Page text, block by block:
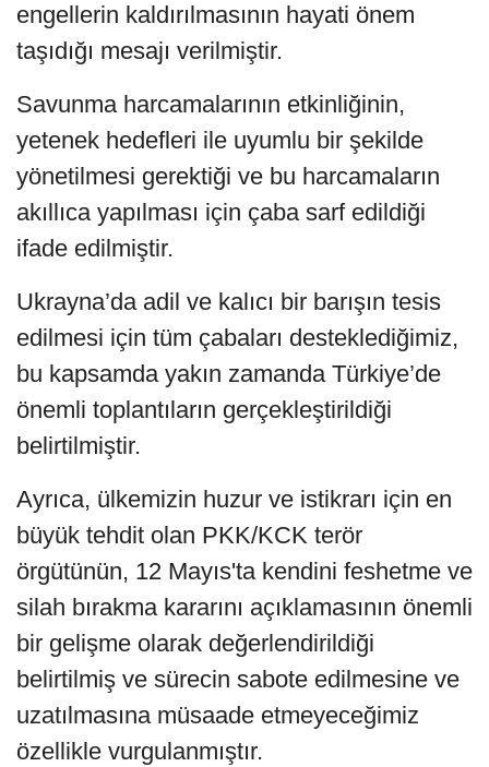
engellerin kaldırılmasının hayati önem
taşıdığı mesajı verilmiştir.
Savunma harcamalarının etkinliğinin,
yetenek hedefleri ile uyumlu bir şekilde
yönetilmesi gerektiği ve bu harcamaların
akıllıca yapılması için çaba sarf edildiği
ifade edilmiştir.
Ukrayna’da adil ve kalıcı bir barışın tesis
edilmesi için tüm çabaları desteklediğimiz,
bu kapsamda yakın zamanda Türkiye’de
önemli toplantıların gerçekleştirildiği
belirtilmiştir.
Ayrıca, ülkemizin huzur ve istikrarı için en
büyük tehdit olan PKK/KCK terör
örgütünün, 12 Mayıs'ta kendini feshetme ve
silah bırakma kararını açıklamasının önemli
bir gelişme olarak değerlendirildiği
belirtilmiş ve sürecin sabote edilmesine ve
uzatılmasına müsaade etmeyeceğimiz
özellikle vurgulanmıştır.